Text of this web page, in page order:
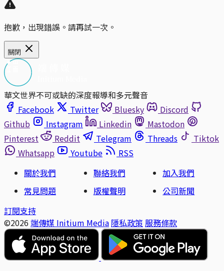
抱歉，出現錯誤。請再試一次。
關閉
華文世界不可或缺的深度報導和多元聲音
Facebook
Twitter Bluesky
Discord
Github
Instagram Linkedin
Mastodon
Pinterest
Reddit Telegram Threads
Tiktok
Whatsapp
Youtube
RSS
關於我們
聯絡我們
加入我們
常見問題
版權聲明
公司新聞
訂閱支持
©2026 端傳媒 Initium Media 隱私政策 服務條款